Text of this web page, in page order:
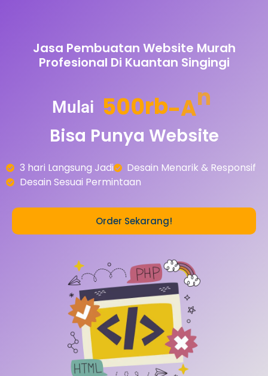
Jasa Pembuatan Website Murah
Profesional Di Kuantan Singingi
Mulai 500rb-An
Bisa Punya Website
3 hari Langsung Jadi
Desain Menarik & Responsif
Desain Sesuai Permintaan
Order Sekarang!